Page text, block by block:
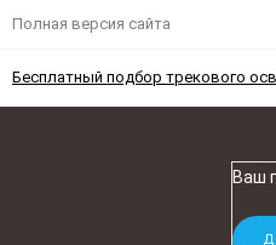
Полная версия сайта
Бесплатный подбор трекового
Ваш